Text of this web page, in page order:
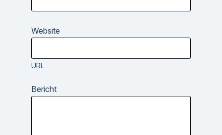
Website
URL
-
m
Bericht